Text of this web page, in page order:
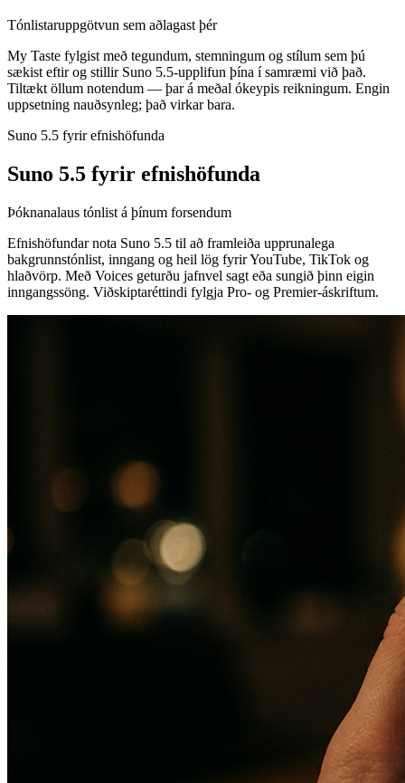
Tónlistaruppgötvun sem aðlagast þér
My Taste fylgist með tegundum, stemningum og stílum sem þú
sækist eftir og stillir Suno 5.5-upplifun þína í samræmi við það.
Tiltækt öllum notendum — þar á meðal ókeypis reikningum. Engin
uppsetning nauðsynleg; það virkar bara.
Suno 5.5 fyrir efnishöfunda
Suno 5.5 fyrir efnishöfunda
Þóknanalaus tónlist á þínum forsendum
Efnishöfundar nota Suno 5.5 til að framleiða upprunalega
bakgrunnstónlist, inngang og heil lög fyrir YouTube, TikTok og
hlaðvörp. Með Voices geturðu jafnvel sagt eða sungið þinn eigin
inngangssöng. Viðskiptaréttindi fylgja Pro- og Premier-áskriftum.